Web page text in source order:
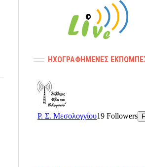
ΗΧΟΓΡΑΦΗΜΈΝΕΣ